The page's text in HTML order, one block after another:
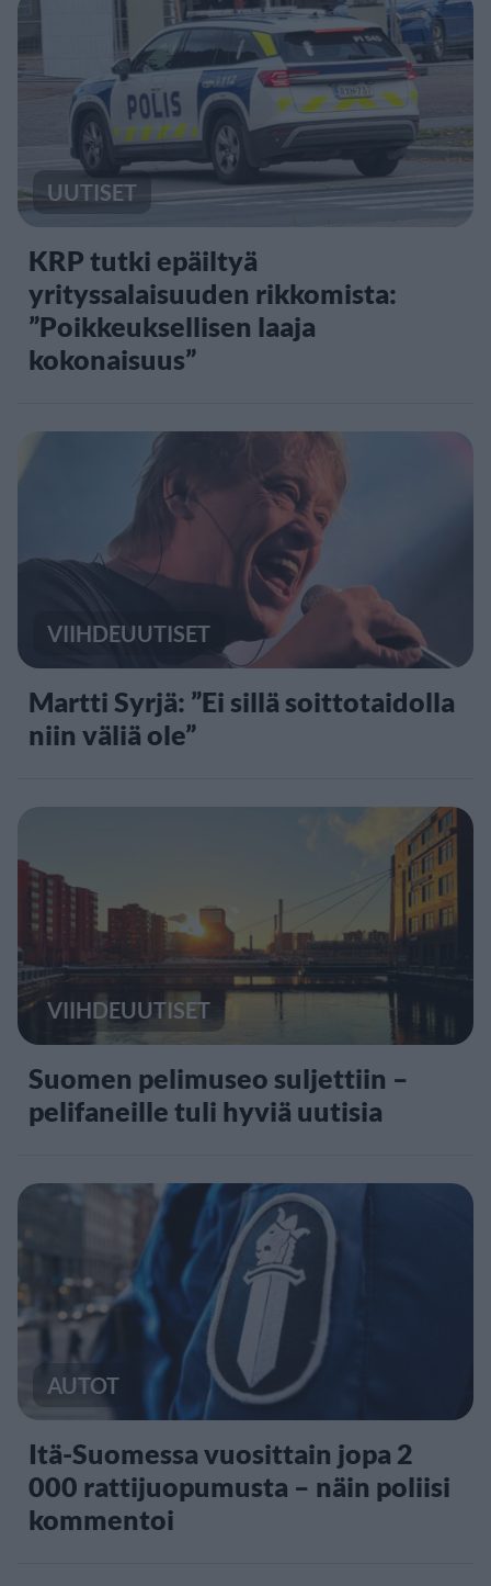
UUTISET
KRP tutki epäiltyä
yrityssalaisuuden rikkomista:
”Poikkeuksellisen laaja
kokonaisuus”
VIIHDEUUTISET
Martti Syrjä: ”Ei sillä soittotaidolla
niin väliä ole”
VIIHDEUUTISET
Suomen pelimuseo suljettiin –
pelifaneille tuli hyviä uutisia
AUTOT
Itä-Suomessa vuosittain jopa 2
000 rattijuopumusta – näin poliisi
kommentoi